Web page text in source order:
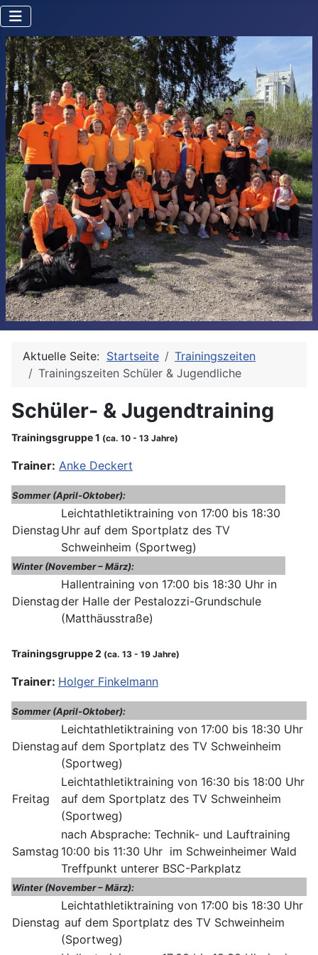
Aktuelle Seite: Startseite
Trainingszeiten
Trainingszeiten Schüler & Jugendliche
Schüler- & Jugendtraining
Trainingsgruppe 1 (ca. 10 - 13 Jahre)
Trainer: Anke Deckert
Sommer (April-Oktober):
Dienstag
Leichtathletiktraining von 17:00 bis 18:30
Uhr auf dem Sportplatz des TV
Schweinheim (Sportweg)
Winter (November – März):
Dienstag
Hallentraining von 17:00 bis 18:30 Uhr in
der Halle der Pestalozzi-Grundschule
(Matthäusstraße)
Trainingsgruppe 2 (ca. 13 - 19 Jahre)
Trainer: Holger Finkelmann
Sommer (April-Oktober):
Dienstag
Leichtathletiktraining von 17:00 bis 18:30 Uhr
auf dem Sportplatz des TV Schweinheim
(Sportweg)
Freitag
Leichtathletiktraining von 16:30 bis 18:00 Uhr
auf dem Sportplatz des TV Schweinheim
(Sportweg)
Samstag
nach Absprache: Technik- und Lauftraining
10:00 bis 11:30 Uhr im Schweinheimer Wald
Treffpunkt unterer BSC-Parkplatz
Winter (November – März):
Dienstag
Leichtathletiktraining von 17:00 bis 18:30 Uhr
auf dem Sportplatz des TV Schweinheim
(Sportweg)